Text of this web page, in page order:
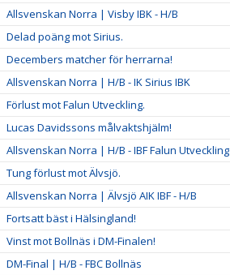
Allsvenskan Norra | Visby IBK - H/B
Delad poäng mot Sirius.
Decembers matcher för herrarna!
Allsvenskan Norra | H/B - IK Sirius IBK
Förlust mot Falun Utveckling.
Lucas Davidssons målvaktshjälm!
Allsvenskan Norra | H/B - IBF Falun Utveckling
Tung förlust mot Älvsjö.
Allsvenskan Norra | Älvsjö AIK IBF - H/B
Fortsatt bäst i Hälsingland!
Vinst mot Bollnäs i DM-Finalen!
DM-Final | H/B - FBC Bollnäs